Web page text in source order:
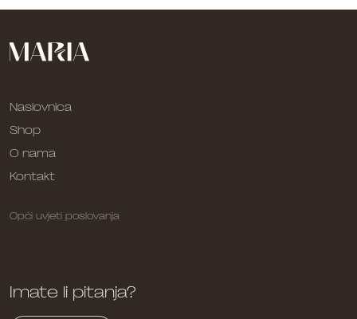
Naslovnica
Shop
O nama
Kontakt
Opći uvjeti poslovanja
Imate li pitanja?